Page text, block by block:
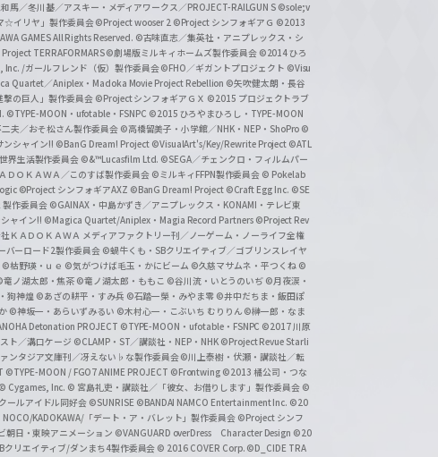
馬／冬川基／アスキー・メディアワークス／PROJECT-RAILGUN S ©sole;v
☆イリヤ」製作委員会©Project wooser 2 ©Project シンフォギアＧ ©2013
GAMES All Rights Reserved. ©古味直志／集英社・アニプレックス・シ
TERRAFORMARS©劇場版ミルキィホームズ製作委員会 ©2014 ひろ
/ガールフレンド（仮）製作委員会©FHO／ギガントプロジェクト ©Visu
Quartet／Aniplex・Madoka Movie Project Rebellion ©矢吹健太朗・長谷
の巨人」製作委員会 ©Project シンフォギアＧＸ ©2015 プロジェクトラブ
©TYPE-MOON・ufotable・FSNPC ©2015 ひろやまひろし・TYPE-MOON
夫／おそ松さん製作委員会 ©高橋留美子・小学館／NHK・NEP・ShoPro ©
シャイン!! ©BanG Dream! Project ©VisualArt's/Key/Rewrite Project ©ATL
界生活製作委員会 ©&™Lucasfilm Ltd. ©SEGA／チェンクロ・フィルムパー
ＯＫＡＷＡ／このすば製作委員会 ©ミルキィFFPN製作委員会 © Pokelab
©Project シンフォギアAXZ ©BanG Dream! Project ©Craft Egg Inc. ©SE
作委員会 ©GAINAX・中島かずき／アニプレックス・KONAMI・テレビ東
ャイン!! ©Magica Quartet/Aniplex・Magia Record Partners ©Project Rev
ＫＡＤＯＫＡＷＡ メディアファクトリー刊／ノーゲーム・ノーライフ全権
バーロード2製作委員会 ©蝸牛くも・SBクリエイティブ／ゴブリンスレイヤ
©枯野瑛・ｕｅ ©気がつけば毛玉・かにビーム ©久慈マサムネ・平つくね ©
ノ湖太郎・焦茶 ©竜ノ湖太郎・ももこ ©谷川流・いとうのいぢ ©月夜涙・
狗神煌 ©あざの耕平・すみ兵 ©石踏一榮・みやま零 ©井中だちま・飯田ぽ
©神坂一・あらいずみるい ©木村心一・こぶいち むりりん ©榊一郎・なま
Detonation PROJECT ©TYPE-MOON・ufotable・FSNPC ©2017 川原
ト／溝口ケージ ©CLAMP・ST／講談社・NEP・NHK ©Project Revue Starli
タジア文庫刊／冴えない♭な製作委員会©川上泰樹・伏瀬・講談社／転
©TYPE-MOON / FGO7 ANIME PROJECT ©Frontwing ©2013 橘公司・つな
© Cygames, Inc. © 宮島礼吏・講談社／「彼女、お借りします」製作委員会 ©
ールアイドル同好会 ©SUNRISE ©BANDAI NAMCO Entertainment Inc. ©20
KADOKAWA/「デート・ア・バレット」製作委員会 ©Project シンフ
日・東映アニメーション ©VANGUARD overDress Character Design ©20
クリエイティブ/ダンまち4製作委員会 © 2016 COVER Corp. ©D_CIDE TRA